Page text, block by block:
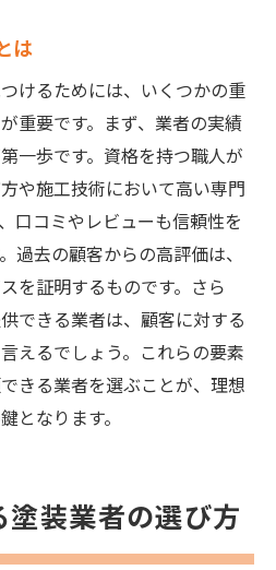
は
けるためには、いくつかの重
重要です。まず、業者の実績
一歩です。資格を持つ職人が
や施工技術において高い専門
口コミやレビューも信頼性を
過去の顧客からの高評価は、
を証明するものです。さら
できる業者は、顧客に対する
えるでしょう。これらの要素
きる業者を選ぶことが、理想
となります。
装業者の選び方